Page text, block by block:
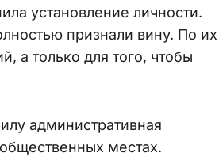
установление личности.
признали вину. По их
а только для того, чтобы
административная
местах.